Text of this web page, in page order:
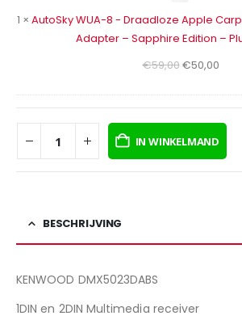
Apple
Carplay
Android
Adapter
–
Sapphire
Edition
1 × AutoSky WUA-8 - Draadloze Apple
Adapter – Sapphire Edition –
€59,00
€59,00.
€50,00
IN WINKELMAND
BESCHRIJVING
KENWOOD DMX5023DABS
1DIN en 2DIN Multimedia receiver